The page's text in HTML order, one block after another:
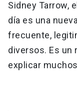
Sidney Tarrow,
día es una
frecuente,
diversos. Es un
explicar